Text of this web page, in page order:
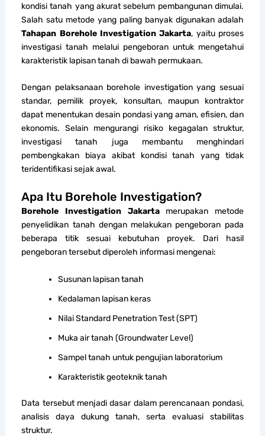
kondisi tanah yang akurat sebelum pembangunan dimulai.
Salah satu metode yang paling banyak digunakan adalah
Tahapan Borehole Investigation Jakarta, yaitu proses
investigasi tanah melalui pengeboran untuk mengetahui
karakteristik lapisan tanah di bawah permukaan.
Dengan pelaksanaan borehole investigation yang sesuai
standar, pemilik proyek, konsultan, maupun kontraktor
dapat menentukan desain pondasi yang aman, efisien, dan
ekonomis. Selain mengurangi risiko kegagalan struktur,
investigasi tanah juga membantu menghindari
pembengkakan biaya akibat kondisi tanah yang tidak
teridentifikasi sejak awal.
Apa Itu Borehole Investigation?
Borehole Investigation Jakartamerupakan metode
penyelidikan tanah dengan melakukan pengeboran pada
beberapa titik sesuai kebutuhan proyek. Dari hasil
pengeboran tersebut diperoleh informasi mengenai:
Susunan lapisan tanah
Kedalaman lapisan keras
Nilai Standard Penetration Test (SPT)
Muka air tanah (Groundwater Level)
Sampel tanah untuk pengujian laboratorium
Karakteristik geoteknik tanah
Data tersebut menjadi dasar dalam perencanaan pondasi,
analisis daya dukung tanah, serta evaluasi stabilitas
struktur.